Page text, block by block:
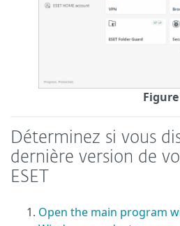
Figure
Déterminez si vous
dernière version de
ESET
Open the main program